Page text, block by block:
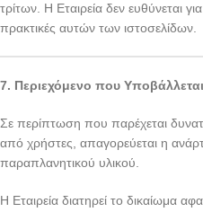
τρίτων. Η Εταιρεία δεν ευθύνεται
πρακτικές αυτών των ιστοσελίδων.
7. Περιεχόμενο που
Σε περίπτωση που παρέχεται
από χρήστες, απαγορεύεται η
παραπλανητικού υλικού.
Η Εταιρεία διατηρεί το δικαίωμα